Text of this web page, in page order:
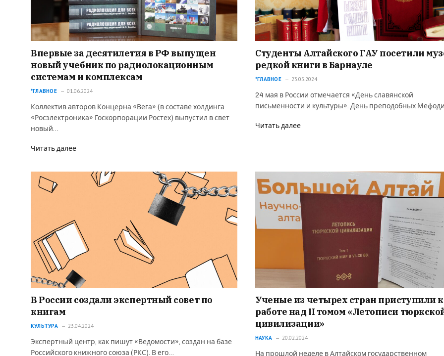
Впервые за десятилетия в РФ выпущен
новый учебник по радиолокационным
системам и комплексам
*ГЛАВНОЕ 01.06.2024
Коллектив авторов Концерна «Вега» (в составе холдинга
«Росэлектроника» Госкорпорации Ростех) выпустил в свет
новый…
Читать далее
Студенты Алтайского ГАУ посетили
редкой книги в Барнауле
*ГЛАВНОЕ 23.05.2024
24 мая в России отмечается «День славянской
письменности и культуры». День преподобных
Читать далее
В России создали экспертный совет по
книгам
КУЛЬТУРА 23.04.2024
Экспертный центр, как пишут «Ведомости», создан на базе
Российского книжного союза (РКС). В его…
Ученые из четырех стран приступили к
работе над II томом «Летописи
цивилизации»
НАУКА 20.02.2024
На прошлой неделе в Алтайском государственном